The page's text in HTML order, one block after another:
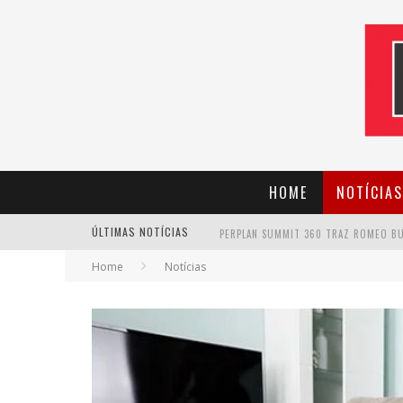
HOME NOTÍCIAS
ÚLTIMAS NOTÍCIAS
Home Notícias